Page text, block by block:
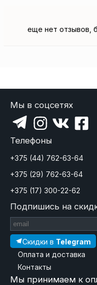
еще нет отзывов,
Мы в соцсетях
Телефоны
+375 (44) 762-63-64
+375 (29) 762-63-64
+375 (17) 300-22-62
Подпишись на
Скидки в Telegram
Оплата и доставка
Контакты
Мы принимаем к